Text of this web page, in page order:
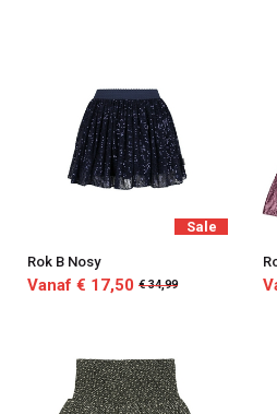
Sale
Rok B Nosy
Vanaf € 17,50 € 34,99